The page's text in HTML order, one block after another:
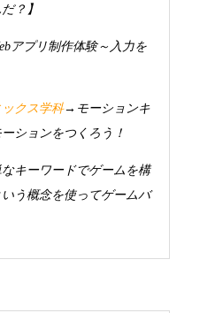
？】
アプリ制作体験～入力を
クス学科→モーションキ
ションをつくろう！
キーワードでゲームを構
う概念を使ってゲームバ